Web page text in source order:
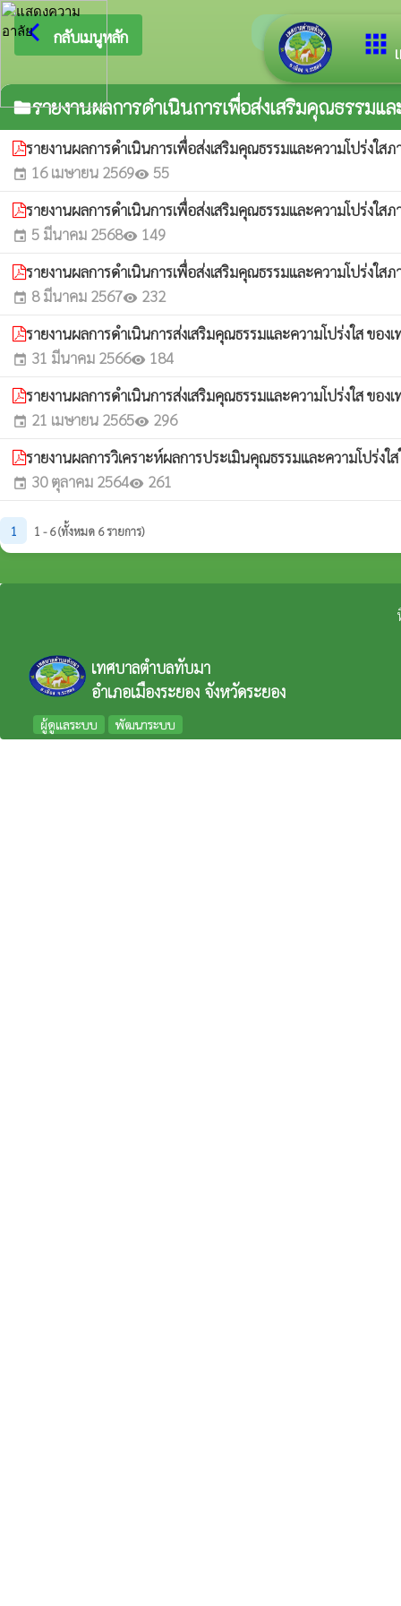
apps
arrow_back_ios กลับเมนูหลัก ยินดีต้อน
folderรายงานผลการดำเนินการเพื่อส่งเสริมคุณธรรมแ
รายงานผลการดำเนินการเพื่อส่งเสริมคุณธรรมและความโปร่ง
event 16 เมษายน 2569visibility 55
รายงานผลการดำเนินการเพื่อส่งเสริมคุณธรรมและความโปร่ง
event 5 มีนาคม 2568visibility 149
รายงานผลการดำเนินการเพื่อส่งเสริมคุณธรรมและความโปร่ง
event 8 มีนาคม 2567visibility 232
รายงานผลการดำเนินการส่งเสริมคุณธรรมและความโปร่งใส
event 31 มีนาคม 2566visibility 184
รายงานผลการดำเนินการส่งเสริมคุณธรรมและความโปร่งใส
event 21 เมษายน 2565visibility 296
รายงานผลการวิเคราะห์ผลการประเมินคุณธรรมและความโปร่
event 30 ตุลาคม 2564visibility 261
1 1 - 6 (ทั้งหมด 6 รายการ)
เทศบาลตำบลทับมา
อำเภอเมืองระยอง จังหวัดระยอง
ผู้ดูแลระบบ พัฒนาระบบ